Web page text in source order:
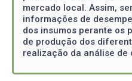
mercado local. Assim,
informações de
dos insumos perante os
de produção dos
realização da análise de